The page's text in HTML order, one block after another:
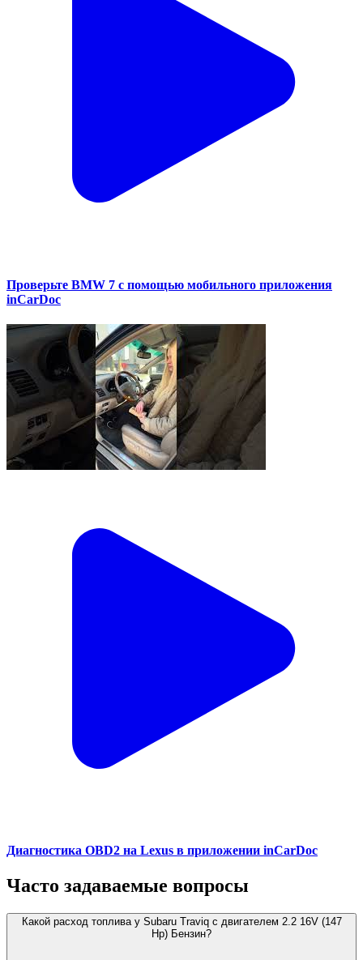
Проверьте BMW 7 с помощью мобильного приложения
inCarDoc
Диагностика OBD2 на Lexus в приложении inCarDoc
Часто задаваемые вопросы
Какой расход топлива у Subaru Traviq с двигателем 2.2 16V (147
Hp) Бензин?